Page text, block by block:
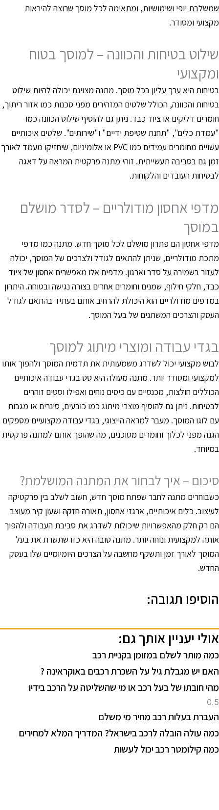
יופי ושימושיות, ומתאימה לכל מוסך שרוצה להיראות
ומסודר.
בטיחות והכוונה – למוסך בטוח
היא ערך עליון בכל מוסך. מתנה מצוינת יכולה להיות שילוט
והכוונה, הכולל שלטים המזהירים מפני סכנות כמו אזור ריתוך,
דליקים או ציוד כבד. ניתן גם להוסיף שילוט הכוונה כמו
כלים", "תחנת שטיפת ידיים" ו"שירותים". שלטים איכותיים
עשויים מחומרים עמידים כמו PVC או אלומיניום, שיחזיקו מעמד לאורך
גם בסביבה תעשייתית. זוהי מתנה פרקטית המראה על דאגה
העובדים והלקוחות.
אחסון מודולריים – לסדר מושלם
אחסון הם פתרון מושלם לכל מוסך חדש. מתנה כמו מדפי
מודולריים, שניתן להתאים לגודל ולצרכים של המוסך, יכולה
בשמירה על סדר וארגון. מדפים אלו מאפשרים אחסון של ציוד
חלקי חילוף, שמנים וחומרים אחרים בצורה נגישה ובטוחה. היתרון
מודולריים הוא היכולת להרחיב אותם בעתיד בהתאם לגודל
והצרכים המשתנים של בעל המוסך.
עבודה ומוצרי מיתוג למוסך
מקצועי יכול לשדרג משמעותית את תדמית המוסך ולהפוך אותו
ומסודר יותר. מתנה מעולה היא סט בגדי עבודה איכותיים
חולצות, מכנסיים עם כיסים נוחים ואפילו וסטים זוהרים
ניתן גם להוסיף מוצרי מיתוג כמו כובעים, סינרים או מגבות
לוגו המוסך. מעבר למראה הייצוגי, בגדי עבודה מקצועיים מספקים
מפני לכלוך וחומרים מסוכנים, מה שהופך אותם למתנה פרקטית
– איך לבחור את המתנה המושלמת?
מתנה לחבר שפתח מוסך חדש, חשוב לשלב בין פרקטיקה
כלים איכותיים, ארגזי אחסון, תאורה חזקה ושעון קיר מעוצב
רק חלק מהאפשרויות שיכולות לשדרג את סביבת העבודה ולהפוך
למקצועית ונוחה יותר. מתנה טובה היא כזו שתשרת את בעל
לאורך זמן ותשקף מחשבה על הצרכים היומיומיים שלו בעסק
תגובה:
יעניין אותך גם:
מותר לשלם במזומן בקניית רכב
יש מגבלת גיל על השכרת רכבים באוקראינה ?
חובתו של בעל רכב או מי שהשליטה על הרכב בידיו
בעלות רכב מחיר מי משלם
עולה הובלה לרכב בישראל? המדריך המלא למחירים
קילומטר רכב יכול לעשות